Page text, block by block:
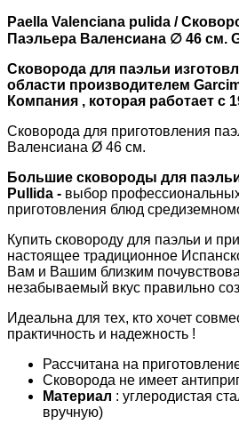
Paella Valenciana pulida /
Паэльера Валенсиана ∅ 46 см.
Сковорода для паэльи
области производителем
Компания , которая работает с
Сковорода для приготовления
Валенсиана Ø 46 см.
Большие сковороды для
Pullida - выбор
приготовления блюд
Купить сковороду для паэльи и
настоящее традиционное
Вам и Вашим близким
незабываемый вкус правильно
Идеальна для тех, кто хочет
практичность и надежность !
Рассчитана на
Сковорода не имеет
Материал : углеродистая
вручную)